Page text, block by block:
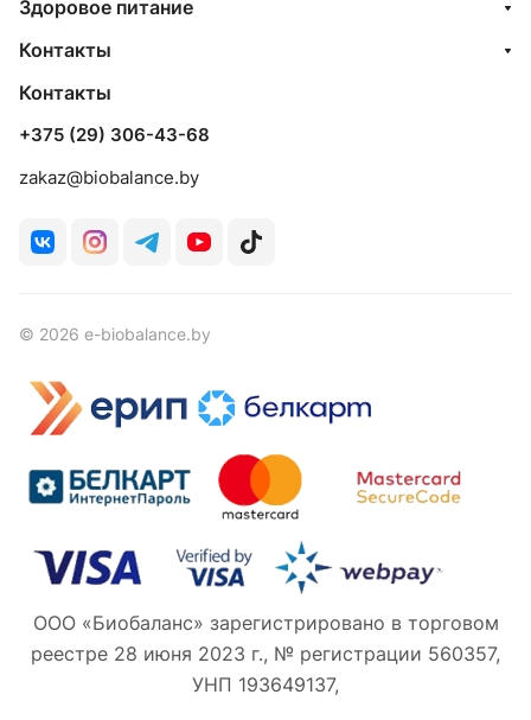
Здоровое питание
Контакты
Контакты
+375 (29) 306-43-68
zakaz@biobalance.by
© 2026 e-biobalance.by
ООО «Биобаланс» зарегистрировано в торговом
реестре 28 июня 2023 г., № регистрации 560357,
УНП 193649137,